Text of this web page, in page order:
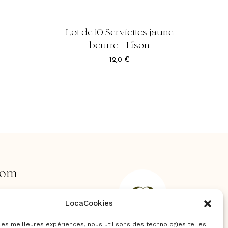
LocaCookies
meilleures expériences, nous utilisons des technologies telles
Lot de 10 Serviettes jaune
beurre – Lison
12,0 €